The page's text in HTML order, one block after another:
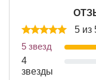
5 из
5 звезд
4
звезды